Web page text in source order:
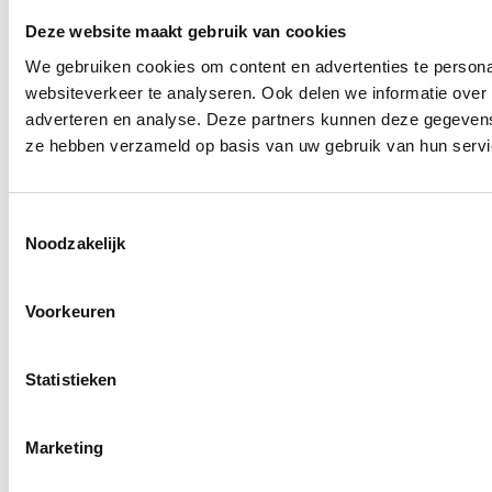
Deze website maakt gebruik van cookies
We gebruiken cookies om content en advertenties te
websiteverkeer te analyseren. Ook delen we informatie
adverteren en analyse. Deze partners kunnen deze
ze hebben verzameld op basis van uw gebruik van hun
Noodzakelijk
Voorkeuren
Statistieken
Marketing